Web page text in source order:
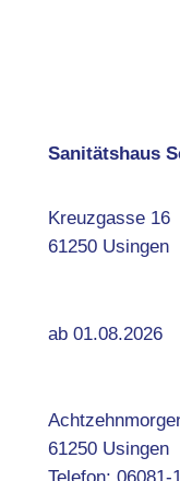
Sanitätshaus
Kreuzgasse 16
61250 Usingen
ab 01.08.2026
61250 Usingen